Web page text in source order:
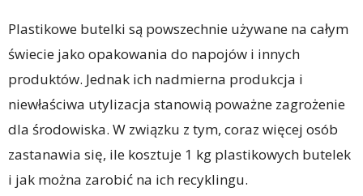
Plastikowe butelki są powszechnie używane na całym
świecie jako opakowania do napojów i innych
produktów. Jednak ich nadmierna produkcja i
niewłaściwa utylizacja stanowią poważne zagrożenie
dla środowiska. W związku z tym, coraz więcej osób
zastanawia się, ile kosztuje 1 kg plastikowych butelek
i jak można zarobić na ich recyklingu.